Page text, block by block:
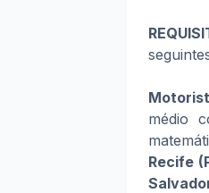
médio
Recife